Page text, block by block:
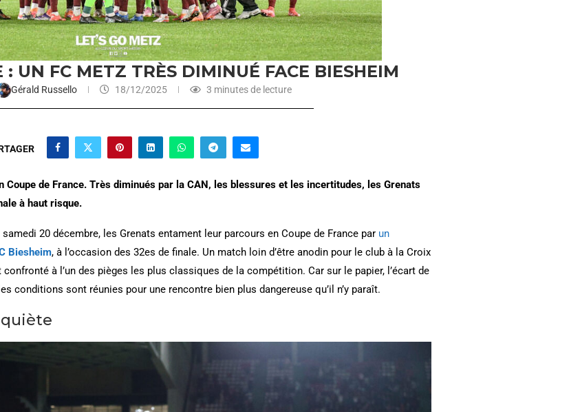
: UN FC METZ TRÈS DIMINUÉ FACE BIESHEIM
Gérald Russello 18/12/2025 3 minutes de lecture
Coupe de France. Très diminués par la CAN, les blessures et les incertitudes, les Grenats
à haut risque.
samedi 20 décembre, les Grenats entament leur parcours en Coupe de France par un
Biesheim, à l’occasion des 32es de finale. Un match loin d’être anodin pour le club à la Croix
à l’un des pièges les plus classiques de la compétition. Car sur le papier, l’écart de
conditions sont réunies pour une rencontre bien plus dangereuse qu’il n’y paraît.